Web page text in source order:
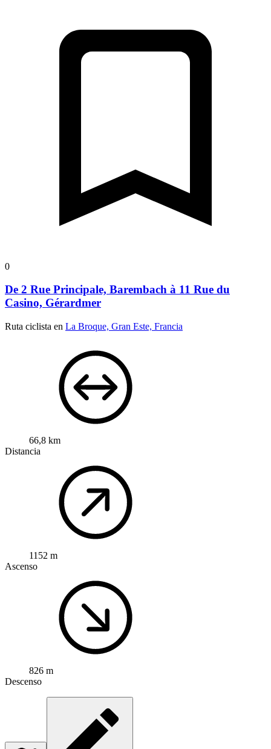
0
De 2 Rue Principale, Barembach à 11 Rue du
Casino, Gérardmer
Ruta ciclista en La Broque, Gran Este, Francia
66,8 km
Distancia
1152 m
Ascenso
826 m
Descenso